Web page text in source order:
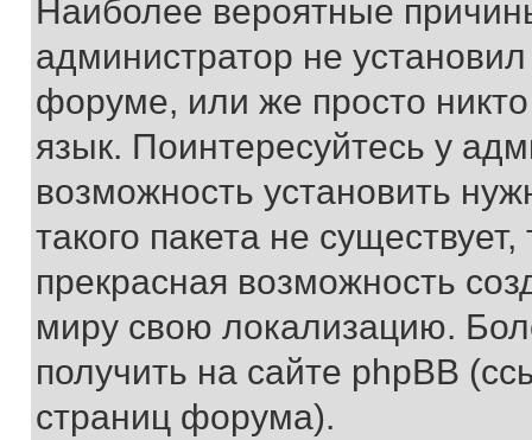
Наиболее вероятные
администратор не
форуме, или же просто
язык. Поинтересуйтесь у
возможность установить
такого пакета не
прекрасная возможность
миру свою локализацию.
получить на сайте phpBB
страниц форума).